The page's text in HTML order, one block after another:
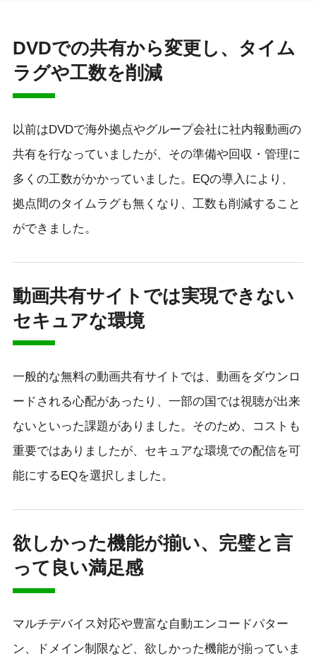
DVDでの共有から変更し、タイム
ラグや工数を削減
以前はDVDで海外拠点やグループ会社に社内報動画の
共有を行なっていましたが、その準備や回収・管理に
多くの工数がかかっていました。EQの導入により、
拠点間のタイムラグも無くなり、工数も削減すること
ができました。
動画共有サイトでは実現できない
セキュアな環境
一般的な無料の動画共有サイトでは、動画をダウンロ
ードされる心配があったり、一部の国では視聴が出来
ないといった課題がありました。そのため、コストも
重要ではありましたが、セキュアな環境での配信を可
能にするEQを選択しました。
欲しかった機能が揃い、完璧と言
って良い満足感
マルチデバイス対応や豊富な自動エンコードパター
ン、ドメイン制限など、欲しかった機能が揃っていま